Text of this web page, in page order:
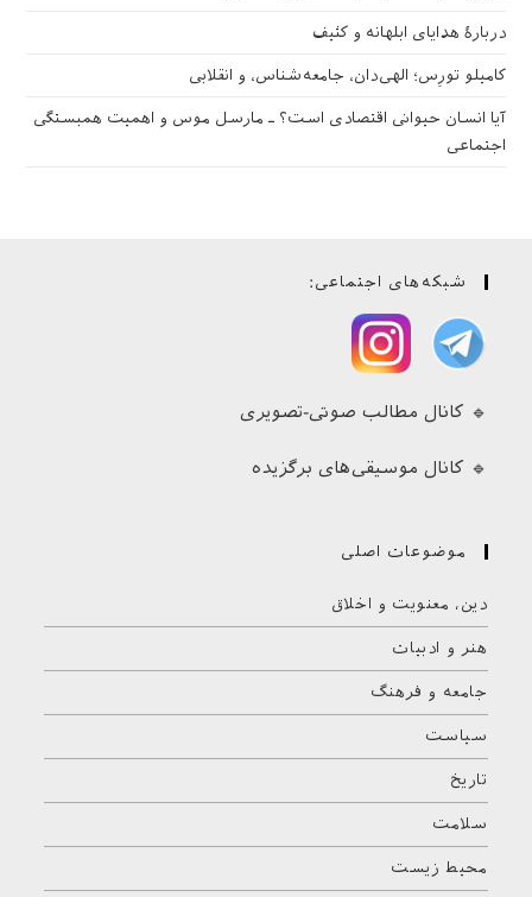
دربارهٔ هدایای ابلهانه و کثیف
کامیلو تورِس؛ الهی‌دان، جامعه‌شناس، و انقلابی
آیا انسان حیوانی اقتصادی است؟ ـ مارسل موس و اهمیت همبستگی
اجتماعی
شبکه‌های اجتماعی:
🔹 کانال مطالب صوتی-تصویری
🔹 کانال موسیقی‌های برگزیده
موضوعات اصلی
دین، معنویت و اخلاق
هنر و ادبیات
جامعه و فرهنگ
سیاست
تاریخ
سلامت
محیط زیست